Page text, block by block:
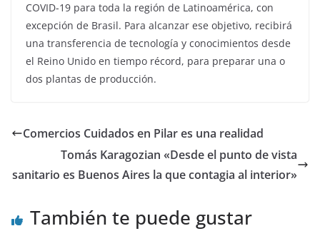
COVID-19 para toda la región de Latinoamérica, con
excepción de Brasil. Para alcanzar ese objetivo, recibirá
una transferencia de tecnología y conocimientos desde
el Reino Unido en tiempo récord, para preparar una o
dos plantas de producción.
Comercios Cuidados en Pilar es una realidad
Tomás Karagozian «Desde el punto de vista
sanitario es Buenos Aires la que contagia al interior»
También te puede gustar